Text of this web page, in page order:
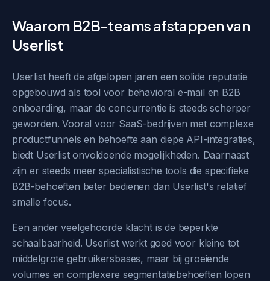
Waarom B2B-teams afstappen van
Userlist
Userlist heeft de afgelopen jaren een solide reputatie
opgebouwd als tool voor behavioral e-mail en B2B
onboarding, maar de concurrentie is steeds scherper
geworden. Vooral voor SaaS-bedrijven met complexe
productfunnels en behoefte aan diepe API-integraties,
biedt Userlist onvoldoende mogelijkheden. Daarnaast
zijn er steeds meer specialistische tools die specifieke
B2B-behoeften beter bedienen dan Userlist's relatief
smalle focus.
Een ander veelgehoorde klacht is de beperkte
schaalbaarheid. Userlist werkt goed voor kleine tot
middelgrote gebruikersbases, maar bij groeiende
volumes en complexere segmentatiebehoeften lopen